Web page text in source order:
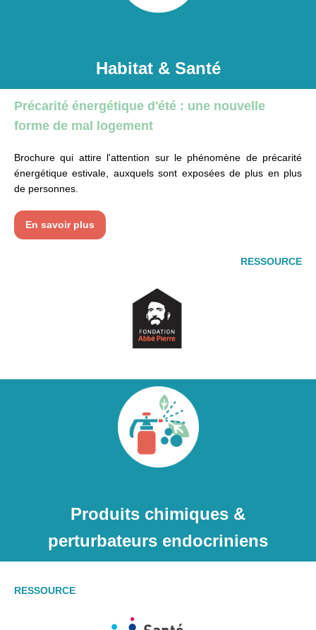
Habitat & Santé
Précarité énergétique d'été : une nouvelle
forme de mal logement
Brochure qui attire l'attention sur le phénomène de précarité
énergétique estivale, auxquels sont exposées de plus en plus
de personnes.
En savoir plus
RESSOURCE
Produits chimiques &
perturbateurs endocriniens
RESSOURCE